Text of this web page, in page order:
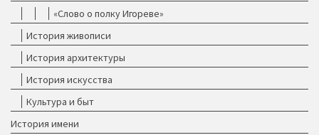
«Слово о полку Игореве»
История живописи
История архитектуры
История искусства
Культура и быт
История имени